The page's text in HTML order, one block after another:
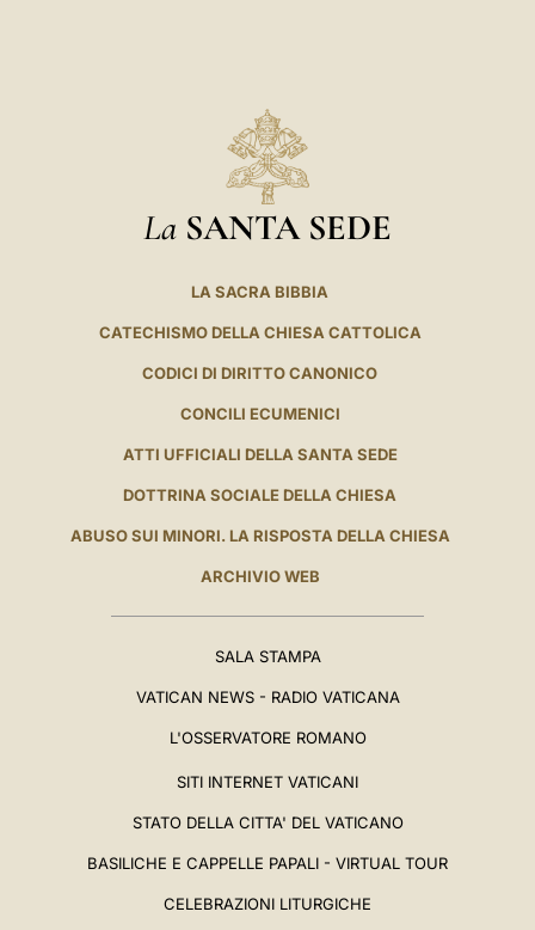
La SANTA SEDE
LA SACRA BIBBIA
CATECHISMO DELLA CHIESA CATTOLICA
CODICI DI DIRITTO CANONICO
CONCILI ECUMENICI
ATTI UFFICIALI DELLA SANTA SEDE
DOTTRINA SOCIALE DELLA CHIESA
ABUSO SUI MINORI. LA RISPOSTA DELLA CHIESA
ARCHIVIO WEB
SALA STAMPA
VATICAN NEWS - RADIO VATICANA
L'OSSERVATORE ROMANO
SITI INTERNET VATICANI
STATO DELLA CITTA' DEL VATICANO
BASILICHE E CAPPELLE PAPALI - VIRTUAL TOUR
CELEBRAZIONI LITURGICHE